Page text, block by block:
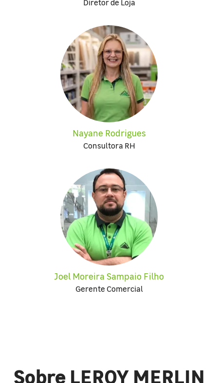
Nayane Rodrigues
Consultora RH
Joel Moreira Sampaio Filho
Gerente Comercial
Sobre LEROY MERLIN